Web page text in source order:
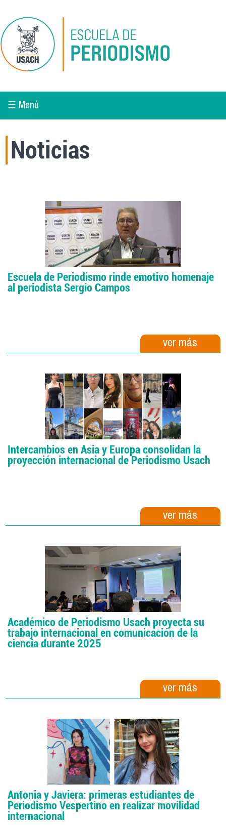
☰ Menú
Noticias
Escuela de Periodismo rinde emotivo homenaje
al periodista Sergio Campos
ver más
Intercambios en Asia y Europa consolidan la
proyección internacional de Periodismo Usach
ver más
Académico de Periodismo Usach proyecta su
trabajo internacional en comunicación de la
ciencia durante 2025​
ver más
Antonia y Javiera: primeras estudiantes de
Periodismo Vespertino en realizar movilidad
internacional